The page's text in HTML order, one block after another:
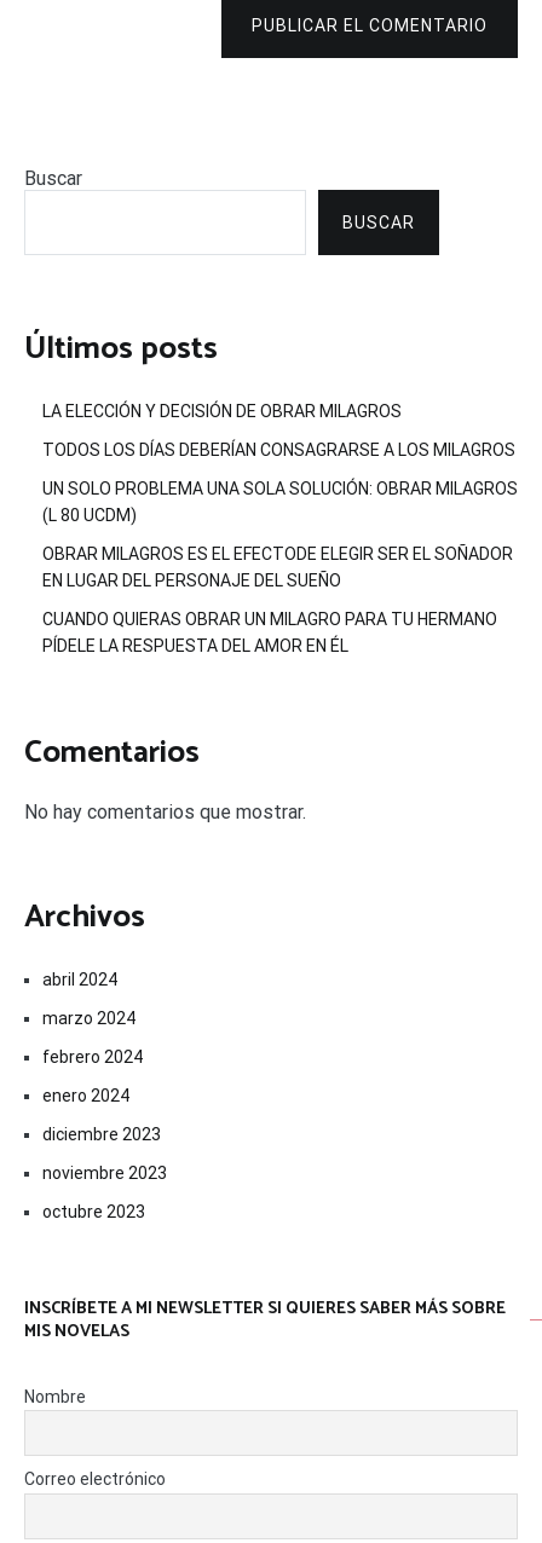
PUBLICAR EL COMENTARIO
Buscar
BUSCAR
Últimos posts
LA ELECCIÓN Y DECISIÓN DE OBRAR MILAGROS
TODOS LOS DÍAS DEBERÍAN CONSAGRARSE A LOS MILAGROS
UN SOLO PROBLEMA UNA SOLA SOLUCIÓN: OBRAR MILAGROS
(L 80 UCDM)
OBRAR MILAGROS ES EL EFECTODE ELEGIR SER EL SOÑADOR
EN LUGAR DEL PERSONAJE DEL SUEÑO
CUANDO QUIERAS OBRAR UN MILAGRO PARA TU HERMANO
PÍDELE LA RESPUESTA DEL AMOR EN ÉL
Comentarios
No hay comentarios que mostrar.
Archivos
abril 2024
marzo 2024
febrero 2024
enero 2024
diciembre 2023
noviembre 2023
octubre 2023
INSCRÍBETE A MI NEWSLETTER SI QUIERES SABER MÁS SOBRE
MIS NOVELAS
Nombre
Correo electrónico